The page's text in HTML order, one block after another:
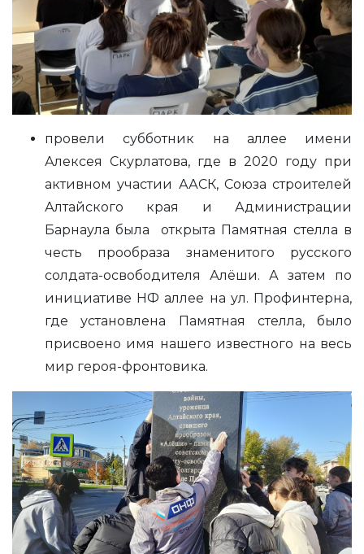
провели субботник на аллее имени
Алексея Скурлатова, где в 2020 году при
активном участии ААСК, Союза строителей
Алтайского края и Администрации
Барнаула была открыта Памятная стелла в
честь прообраза знаменитого русского
солдата-освободителя Алёши. А затем по
инициативе НФ аллее на ул. Профинтерна,
где установлена Памятная стелла, было
присвоено имя нашего известного на весь
мир героя-фронтовика.